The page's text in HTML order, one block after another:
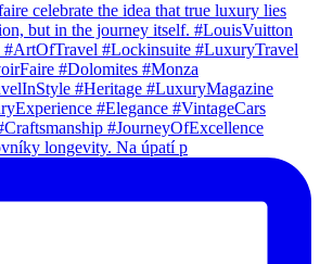
longevity. Na úpatí p